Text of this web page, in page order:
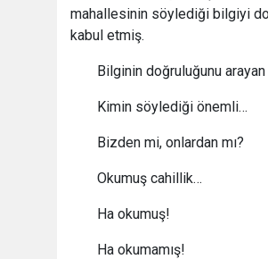
mahallesinin söylediği bilgiyi
kabul etmiş.
Bilginin doğruluğunu arayan
Kimin söylediği önemli…
Bizden mi, onlardan mı?
Okumuş cahillik…
Ha okumuş!
Ha okumamış!